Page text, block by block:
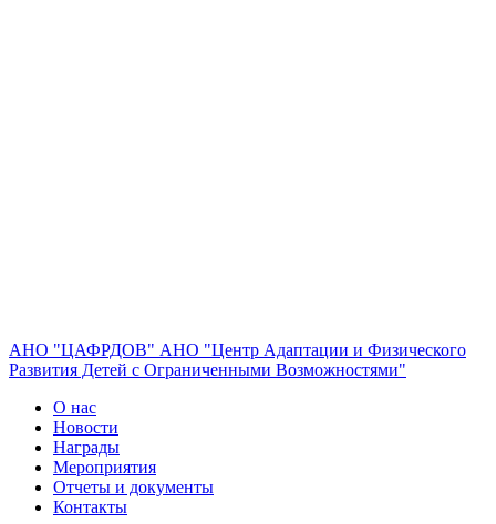
АНО "ЦАФРДОВ" АНО "Центр Адаптации и Физического
Развития Детей с Ограниченными Возможностями"
О нас
Новости
Награды
Мероприятия
Отчеты и документы
Контакты